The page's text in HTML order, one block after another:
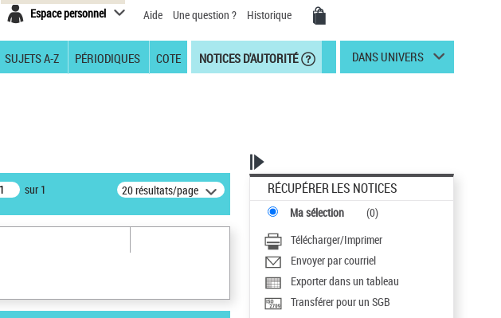
Espace personnel Aide Une question ? Historique
SUJETS A-Z PÉRIODIQUES COTE NOTICES D'AUTORITÉ DANS UNIVERS
sur 1 20 résultats/page RÉCUPÉRER LES NOTICES
Ma sélection (0)
Télécharger/Imprimer
Envoyer par courriel
Exporter dans un tableau
Transférer pour un SGB